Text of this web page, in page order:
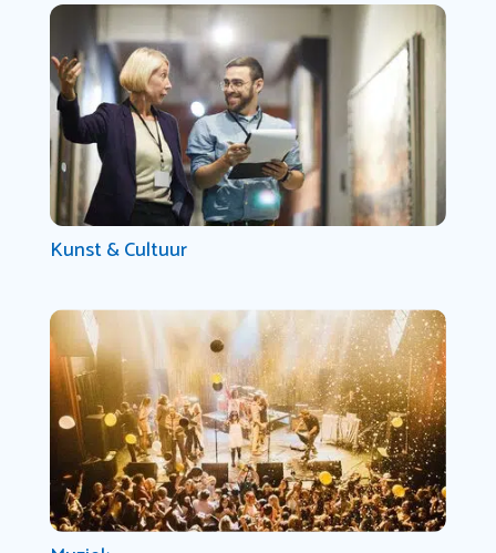
Kunst & Cultuur